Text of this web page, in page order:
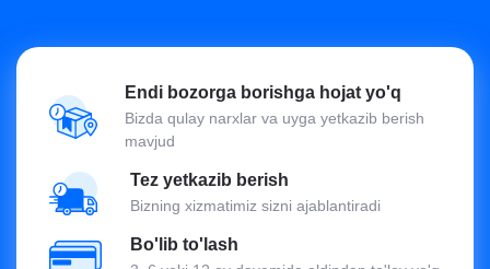
Endi bozorga borishga hojat yo'q
Bizda qulay narxlar va uyga yetkazib berish
mavjud
Tez yetkazib berish
Bizning xizmatimiz sizni ajablantiradi
Bo'lib to'lash